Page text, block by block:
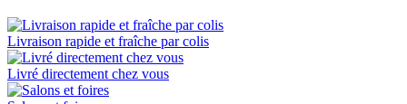
Livraison rapide et fraîche par colis
Livré directement chez vous